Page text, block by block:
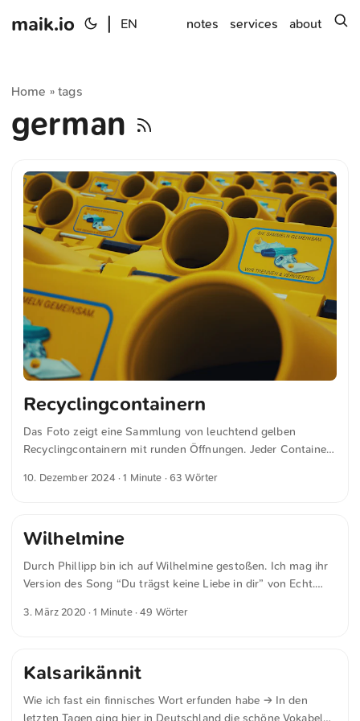
maik.io EN notes services about
Home »tags
german
Recyclingcontainern
Das Foto zeigt eine Sammlung von leuchtend gelben
Recyclingcontainern mit runden Öffnungen. Jeder Container
zum Recycling aufruft und Illustrationen von Plastikartikeln
du kostenfrei und in voller Auflösung auf unsplash.com
10. Dezember 2024 · 1 Minute · 63 Wörter
Wilhelmine
Durch Phillipp bin ich auf Wilhelmine gestoßen. Ich mag ihr
Version des Song “Du trägst keine Liebe in dir” von Echt.
Wilhelmine interpretiert “Du trägst keine Liebe in dir” von
3. März 2020· 1 Minute · 49 Wörter
Kalsarikännit
Wie ich fast ein finnisches Wort erfunden habe → In den